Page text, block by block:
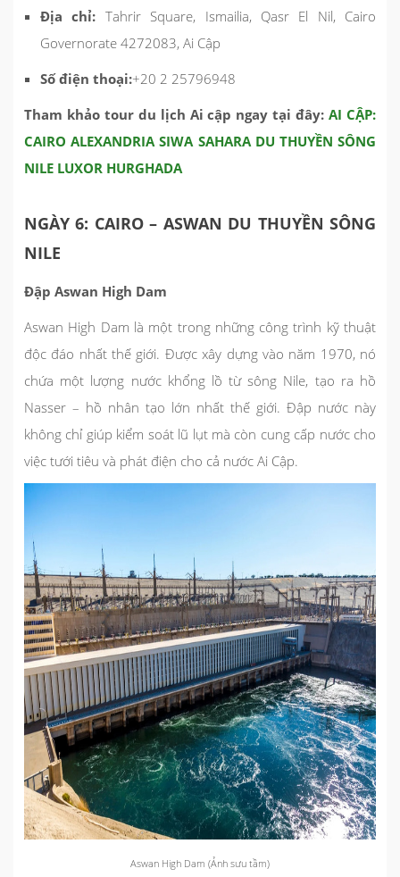
Địa chỉ: Tahrir Square, Ismailia, Qasr El Nil, Cairo
Governorate 4272083, Ai Cập
Số điện thoại:+20 2 25796948
Tham khảo tour du lịch Ai cập ngay tại đây: AI CẬP:
CAIRO ALEXANDRIA SIWA SAHARA DU THUYỀN SÔNG
NILE LUXOR HURGHADA
NGÀY 6: CAIRO – ASWAN DU THUYỀN SÔNG
NILE
Đập Aswan High Dam
Aswan High Dam là một trong những công trình kỹ thuật
độc đáo nhất thế giới. Được xây dựng vào năm 1970, nó
chứa một lượng nước khổng lồ từ sông Nile, tạo ra hồ
Nasser – hồ nhân tạo lớn nhất thế giới. Đập nước này
không chỉ giúp kiểm soát lũ lụt mà còn cung cấp nước cho
việc tưới tiêu và phát điện cho cả nước Ai Cập.
Aswan High Dam (Ảnh sưu tầm)